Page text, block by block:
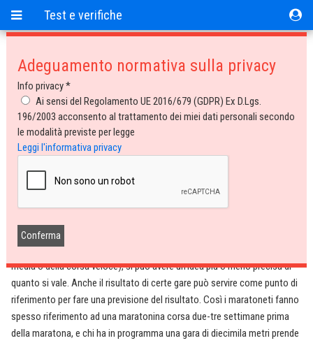
Test e verifiche
Test e verifiche
01/03/1997
Con il test di Yasso scopri quanto vali in
maratona (TN2 - Marzo 1997)
Con il Test di Yasso scopri quanto vali in maratona (TN2 - Marzo 1997)
all’andamento della preparazione, soprattutto in base ai ritmi di corsa
tenuti in specifiche sedute (ad esempio quelle delle ripetute, della corsa
media o della corsa veloce), si può avere un’idea più o meno precisa di
quanto si vale. Anche il risultato di certe gare può servire come punto di
riferimento per fare una previsione del risultato. Così i maratoneti fanno
spesso riferimento ad una maratonina corsa due-tre settimane prima
della maratona, e chi ha in programma una gara di diecimila metri prende
Adeguamento normativa sulla privacy
Info privacy *
Ai sensi del Regolamento UE 2016/679 (GDPR) Ex D.Lgs.
196/2003 acconsento al trattamento dei miei dati personali secondo
le modalità previste per legge
Leggi l'informativa privacy